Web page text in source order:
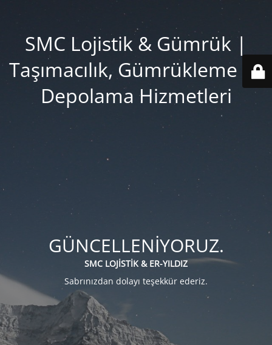
SMC Lojistik & Gümrük |
Taşımacılık, Gümrükleme ve
Depolama Hizmetleri
GÜNCELLENİYORUZ.
SMC LOJİSTİK & ER-YILDIZ
Sabrınızdan dolayı teşekkür ederiz.